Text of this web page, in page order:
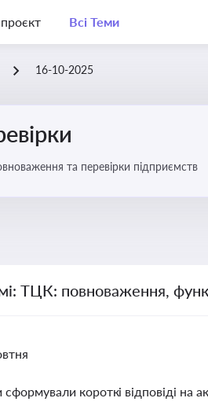
Всі Теми
16-10-2025
та перевірки підприємств
ТЦК: повноваження,
короткі відповіді на